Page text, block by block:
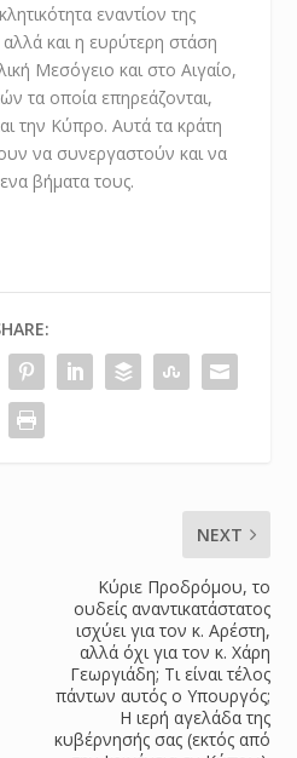
εναντίον της
και η ευρύτερη στάση
Μεσόγειο και στο Αιγαίο,
τα οποία επηρεάζονται,
την Κύπρο. Αυτά τα κράτη
να συνεργαστούν και να
βήματα τους.
NEXT
Κύριε Προδρόμου, το
ουδείς αναντικατάστατος
ισχύει για τον κ. Αρέστη,
αλλά όχι για τον κ. Χάρη
Γεωργιάδη; Τι είναι τέλος
πάντων αυτός ο Υπουργός;
Η ιερή αγελάδα της
κυβέρνησής σας (εκτός από